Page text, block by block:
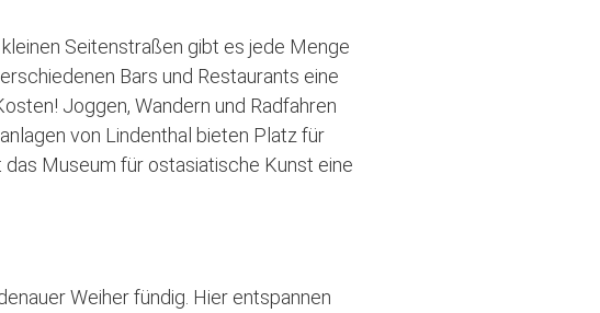
Seitenstraßen gibt es jede Menge
Bars und Restaurants eine
Joggen, Wandern und Radfahren
von Lindenthal bieten Platz für
Museum für ostasiatische Kunst eine
Weiher fündig. Hier entspannen